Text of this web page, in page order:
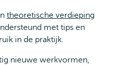
theoretische verdieping
met tips en
in de praktijk.
nieuwe werkvormen,